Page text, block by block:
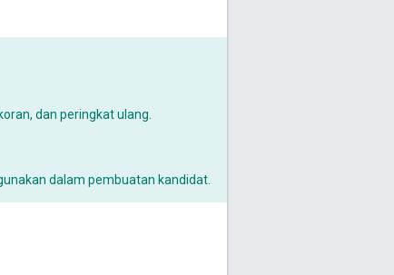
dan peringkat ulang.
dalam pembuatan kandidat.